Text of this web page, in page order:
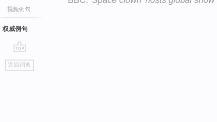
视频例句
权威例句
go
top
返回词典